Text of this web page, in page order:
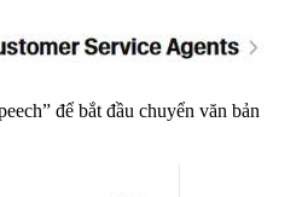
để bắt đầu chuyển văn bản